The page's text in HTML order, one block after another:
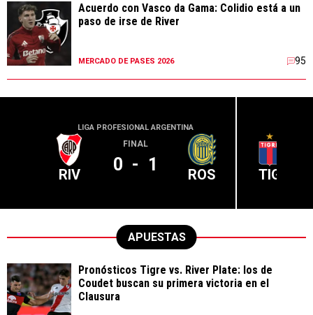
Acuerdo con Vasco da Gama: Colidio está a un
paso de irse de River
MERCADO DE PASES 2026 95
LIGA PROFESIONAL ARGENTINA
RIV
FINAL
0 - 1 ROS TIG
APUESTAS
Pronósticos Tigre vs. River Plate: los de
Coudet buscan su primera victoria en el
Clausura